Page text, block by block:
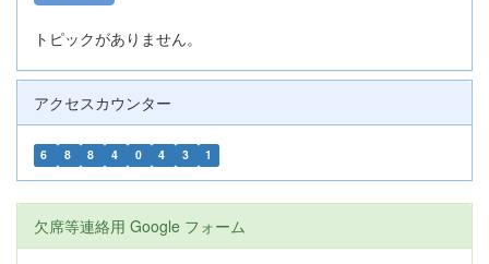
トピックがありません。
アクセスカウンター
6 8 8 4 0 4 3 1
欠席等連絡用 Google フォーム